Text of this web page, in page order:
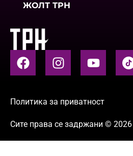
ЖОЛТ ТРН
Политика за приватност
Сите права се задржани ©